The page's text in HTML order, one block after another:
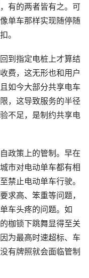
有的两者皆有之。可
单车那样实现随停随
。
到指定电桩上才算结
费，这无形也和用户
如今大部分共享电车
，这导致服务的半径
不足，是制约共享电
政策上的管制。早在
市对电动单车都有相
禁止电动单车行驶。
求高、笨重等问题，
车头疼的问题。如
枷锁下跳舞显得至关
为最高时速超标、车
有牌照就会面临管制